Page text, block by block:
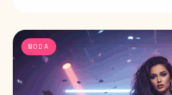
MODA